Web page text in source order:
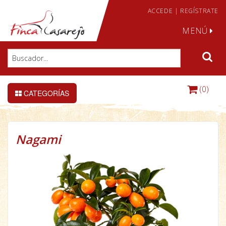
ACCEDE | REGÍSTRATE
MENÚ
CATEGORÍAS (0)
Nagami